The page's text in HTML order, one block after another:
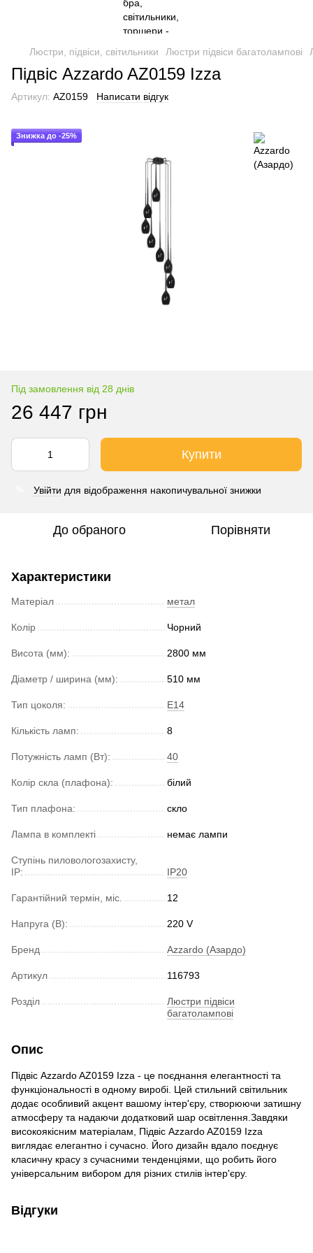
Люстри, підвіси, світильники Люстри підвіси багатолампові
Підвіс Azzardo AZ0159 Izza
Артикул: AZ0159 Написати відгук
Знижка до -25%
Під замовлення від 28 днів
26 447 грн
Купити
Увійти для відображення накопичувальної знижки
До обраного Порівняти
Характеристики
Матеріал метал
Колір Чорний
Висота (мм): 2800 мм
Діаметр / ширина (мм): 510 мм
Тип цоколя: E14
Кількість ламп: 8
Потужність ламп (Вт): 40
Колір скла (плафона): білий
Тип плафона: скло
Лампа в комплекті немає лампи
Ступінь пиловологозахисту,
IP:
IP20
Гарантійний термін, міс. 12
Напруга (В): 220 V
Бренд Azzardo (Азардо)
Артикул 116793
Розділ
Люстри підвіси
багатолампові
Опис
Підвіс Azzardo AZ0159 Izza - це поєднання елегантності та
функціональності в одному виробі. Цей стильний світильник
додає особливий акцент вашому інтер'єру, створюючи затишну
атмосферу та надаючи додатковий шар освітлення.Завдяки
високоякісним матеріалам, Підвіс Azzardo AZ0159 Izza
виглядає елегантно і сучасно. Його дизайн вдало поєднує
класичну красу з сучасними тенденціями, що робить його
універсальним вибором для різних стилів інтер'єру.
Відгуки